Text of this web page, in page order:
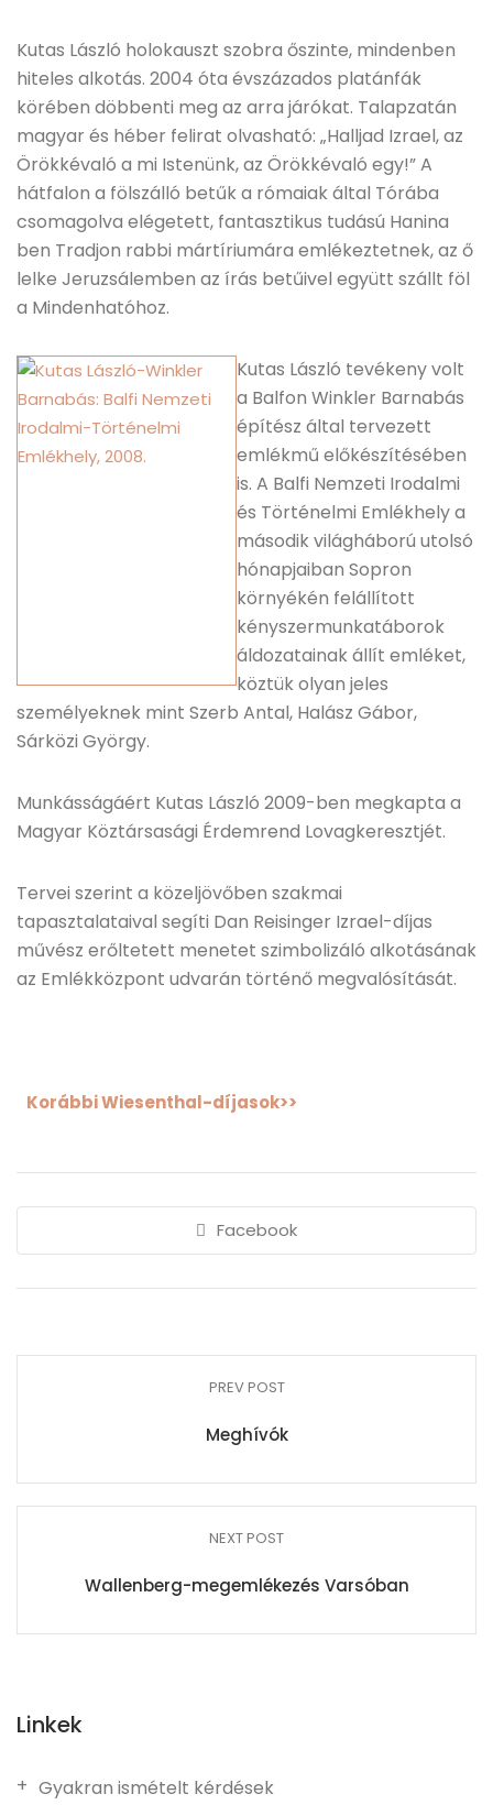
Kutas László holokauszt szobra őszinte, mindenben
hiteles alkotás. 2004 óta évszázados platánfák
körében döbbenti meg az arra járókat. Talapzatán
magyar és héber felirat olvasható: „Halljad Izrael, az
Örökkévaló a mi Istenünk, az Örökkévaló egy!” A
hátfalon a fölszálló betűk a rómaiak által Tórába
csomagolva elégetett, fantasztikus tudású Hanina
ben Tradjon rabbi mártíriumára emlékeztetnek, az ő
lelke Jeruzsálemben az írás betűivel együtt szállt föl
a Mindenhatóhoz.
Kutas László tevékeny volt
a Balfon Winkler Barnabás
építész által tervezett
emlékmű előkészítésében
is. A Balfi Nemzeti Irodalmi
és Történelmi Emlékhely a
második világháború utolsó
hónapjaiban Sopron
környékén felállított
kényszermunkatáborok
áldozatainak állít emléket,
köztük olyan jeles
személyeknek mint Szerb Antal, Halász Gábor,
Sárközi György.
Munkásságáért Kutas László 2009-ben megkapta a
Magyar Köztársasági Érdemrend Lovagkeresztjét.
Tervei szerint a közeljövőben szakmai
tapasztalataival segíti Dan Reisinger Izrael-díjas
művész erőltetett menetet szimbolizáló alkotásának
az Emlékközpont udvarán történő megvalósítását.
Korábbi Wiesenthal-díjasok>>
Facebook
PREV POST
Meghívók
NEXT POST
Wallenberg-megemlékezés Varsóban
Linkek
Gyakran ismételt kérdések